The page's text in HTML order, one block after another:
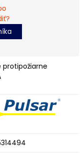
protipožiarne